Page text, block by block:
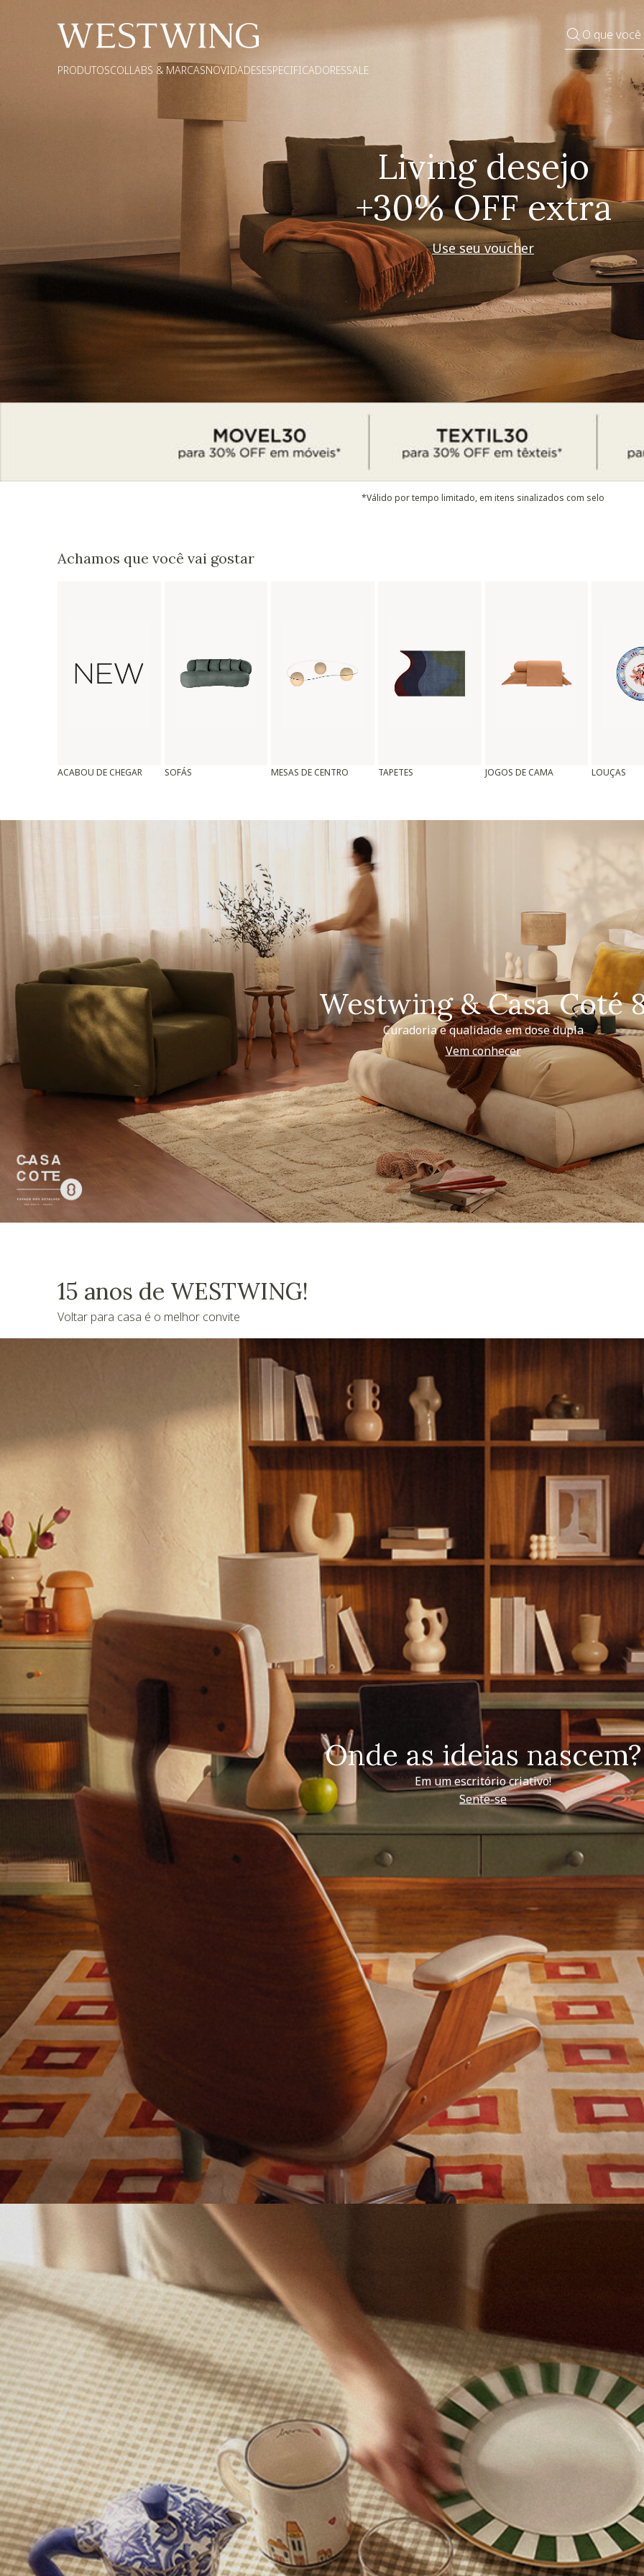
O que
PRODUTOSCOLLABS & MARCASNOVIDADESESPECIFICADORESSALE
Pequenos rituais
Grandes mudanças
Decorar
*Válido por tempo limitado, em itens sinalizados com selo
Achamos que você vai gostar
ACABOU DE CHEGAR SOFÁS MESAS DE CENTRO TAPETES JOGOS DE CAMA LOUÇAS
Westwing & Casa Coté
Curadoria e qualidade em dose dupla
Vem conhecer
15 anos de WESTWING!
Voltar para casa é o melhor convite
Onde as ideias nascem?
Em um escritório criativo!
Sente-se